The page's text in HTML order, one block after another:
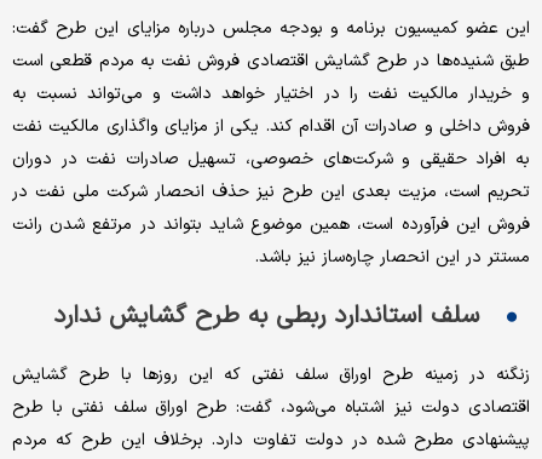
این عضو کمیسیون برنامه و بودجه مجلس درباره مزایای این طرح گفت:
طبق شنیده‌ها در طرح گشایش اقتصادی فروش نفت به مردم قطعی است
و خریدار مالکیت نفت را در اختیار خواهد داشت و می‌تواند نسبت به
فروش داخلی و صادرات آن اقدام کند. یکی از مزایای واگذاری مالکیت نفت
به افراد حقیقی و شرکت‌های خصوصی، تسهیل صادرات نفت در دوران
تحریم است، مزیت بعدی این طرح نیز حذف انحصار شرکت ملی نفت در
فروش این فرآورده است، همین موضوع شاید بتواند در مرتفع شدن رانت
مستتر در این انحصار چاره‌ساز نیز باشد.
سلف استاندارد ربطی به طرح گشایش ندارد
زنگنه در زمینه طرح اوراق سلف نفتی که این روزها با طرح گشایش
اقتصادی دولت نیز اشتباه می‌شود، گفت: طرح اوراق سلف نفتی با طرح
پیشنهادی مطرح شده در دولت تفاوت دارد. برخلاف این طرح که مردم